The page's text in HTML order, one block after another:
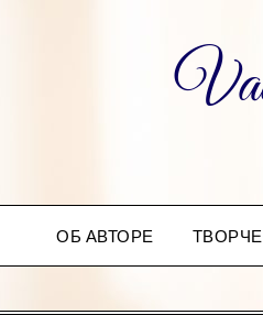
ОБ АВТОРЕ